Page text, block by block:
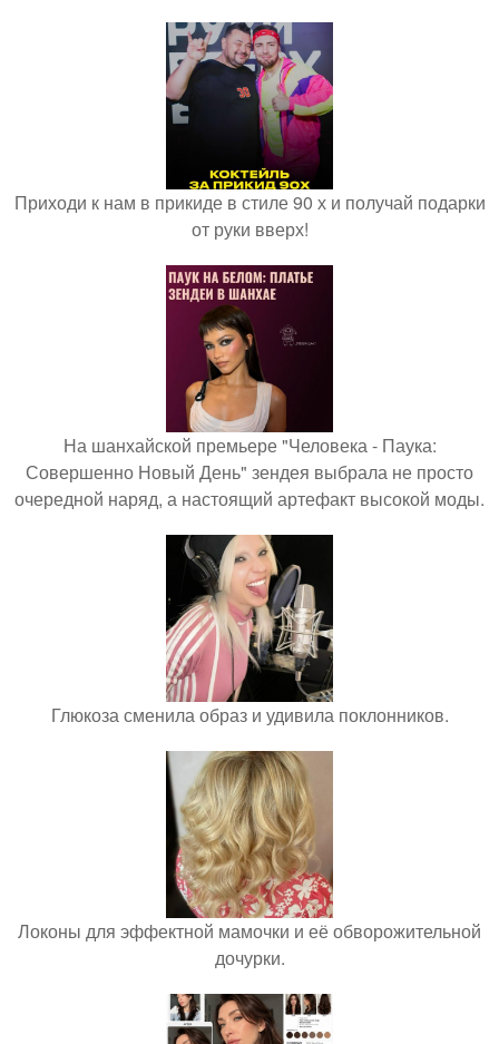
Приходи к нам в прикиде в стиле 90 х и получай подарки
от руки вверх!
На шанхайской премьере "Человека - Паука:
Совершенно Новый День" зендея выбрала не просто
очередной наряд, а настоящий артефакт высокой моды.
Глюкоза сменила образ и удивила поклонников.
Локоны для эффектной мамочки и её обворожительной
дочурки.